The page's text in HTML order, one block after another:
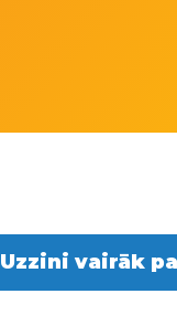
Uzzini vairāk